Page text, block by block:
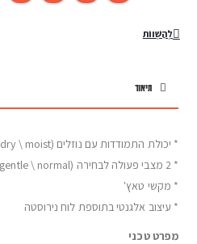
לְהַשְׁווֹת
תיאור
* יכולת התמודדות עם נוזלים (dry \ moist)
* 2 מצבי פעולה לבחירה (gentle \ normal) לשימוש במזון עדין
* מקשי טאץ'
* עיצוב אלגנטי בתוספת לוח נירוסטה
מפרט טכני